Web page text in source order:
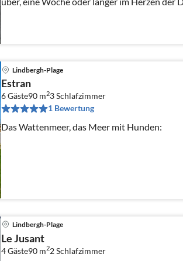
Lindbergh-Plage
Estran
6 Gäste90 m23Schlafzimmer
1 Bewertung
Das Wattenmeer, das Meer mit Hunden:
Lindbergh-Plage
Le Jusant
4 Gäste90 m22Schlafzimmer